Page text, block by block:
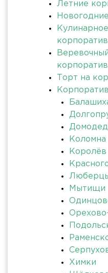
Летние
корпоратив
корпоратив
Торт на
Коломна
Королёв
Мытищи
Химки